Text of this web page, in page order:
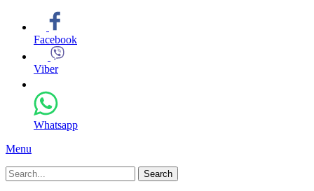
Facebook
Viber
Whatsapp
Menu
Search
for: